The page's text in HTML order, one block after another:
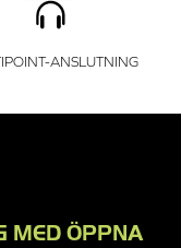
ANSLUTNING
MED ÖPPNA